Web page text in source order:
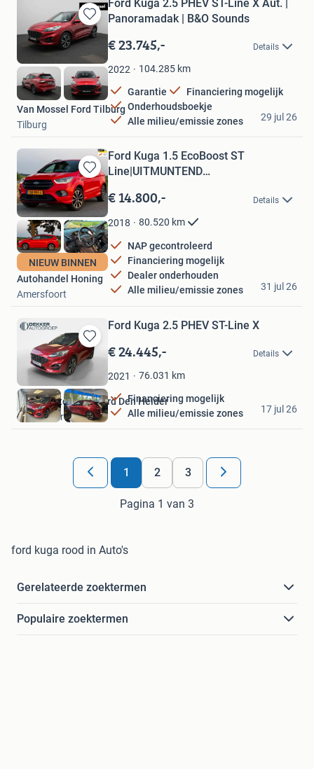
Bewaren
in
Mijn
Favorieten
Ford Kuga 2.5 PHEV ST-Line X Aut. |
Panoramadak | B&O Sounds
€ 23.745,- Details
2022 104.285 km
Garantie
Financiering mogelijk
Onderhoudsboekje
Alle milieu/emissie zones
Van Mossel Ford Tilburg
Tilburg
29 jul 26
Bewaren
in
Mijn
Favorieten
NIEUW BINNEN
Ford Kuga 1.5 EcoBoost ST
Line|UITMUNTEND
€ 14.800,- Details
2018 80.520 km
NAP gecontroleerd
Financiering mogelijk
Dealer onderhouden
Alle milieu/emissie zones
Autohandel Honing
Amersfoort
31 jul 26
Bewaren
in
Mijn
Favorieten
Ford Kuga 2.5 PHEV ST-Line X
€ 24.445,- Details
2021 76.031 km
Financiering mogelijk
Alle milieu/emissie zones
Dekkerautogroep Ford Den Helder
Den Helder
17 jul 26
1 2 3
Pagina 1 van 3
ford kuga rood in Auto's
Gerelateerde zoektermen
Populaire zoektermen